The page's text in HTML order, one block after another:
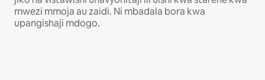
mwezi mmoja au zaidi. Ni mbadala bora kwa
upangishaji mdogo.